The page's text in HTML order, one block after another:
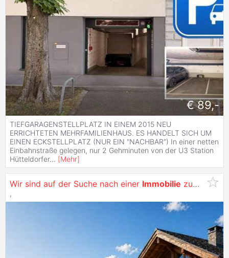
€ 89,-
TIEFGARAGENSTELLPLATZ IN EINEM 2015 NEU
ERRICHTETEN MEHRFAMILIENHAUS. ES HANDELT SICH UM
EINEN ECKSTELLPLATZ (NUR EIN "NACHBAR") In einer netten
Einbahnstraße gelegen, nur 2 Gehminuten von der U3 Station
Hütteldorfer... [Mehr]
Wir sind auf der Suche nach einer Immobilie zum Kaufen
,